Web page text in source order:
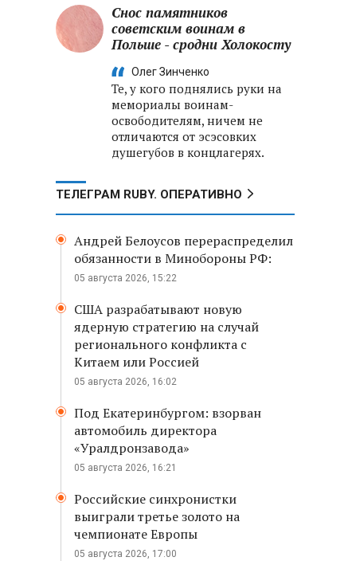
Снос памятников
советским воинам в
Польше - сродни Холокосту
Олег Зинченко
Те, у кого поднялись руки на
мемориалы воинам-
освободителям, ничем не
отличаются от эсэсовких
душегубов в концлагерях.
ТЕЛЕГРАМ RUBY. ОПЕРАТИВНО
Андрей Белоусов перераспределил
обязанности в Минобороны РФ:
05 августа 2026, 15:22
США разрабатывают новую
ядерную стратегию на случай
регионального конфликта с
Китаем или Россией
05 августа 2026, 16:02
Под Екатеринбургом: взорван
автомобиль директора
«Уралдронзавода»
05 августа 2026, 16:21
Российские синхронистки
выиграли третье золото на
чемпионате Европы
05 августа 2026, 17:00